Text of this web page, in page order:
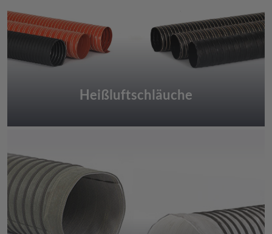
Heißluftschläuche